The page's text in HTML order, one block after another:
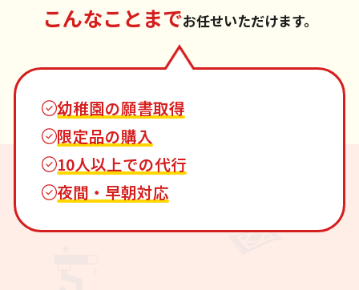
こんなことまでお任せいただけます。
幼稚園の願書取得
限定品の購入
10人以上での代行
夜間・早朝対応